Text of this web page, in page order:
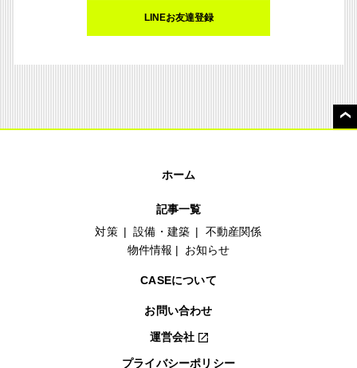
LINEお友達登録
ホーム
記事一覧
対策
設備・建築
不動産関係
物件情報
お知らせ
CASEについて
お問い合わせ
運営会社
プライバシーポリシー